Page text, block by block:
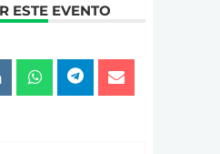
ESTE EVENTO